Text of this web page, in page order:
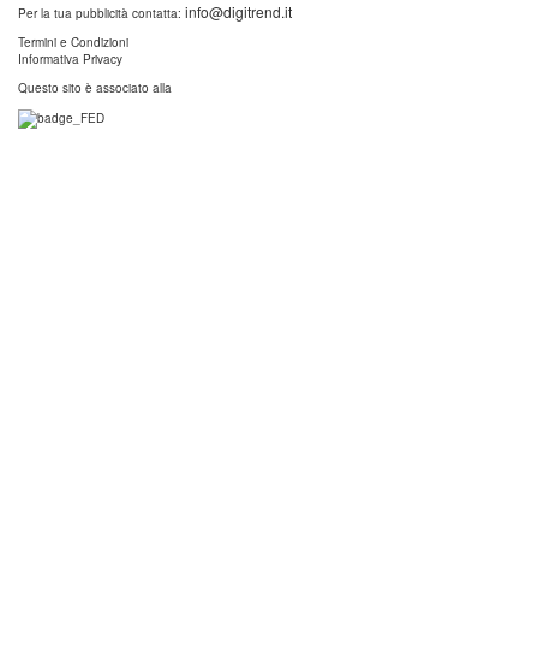
Per la tua pubblicità contatta: info@digitrend.it
Termini e Condizioni
Informativa Privacy
Questo sito è associato alla